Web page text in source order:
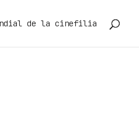
de la cinefilia